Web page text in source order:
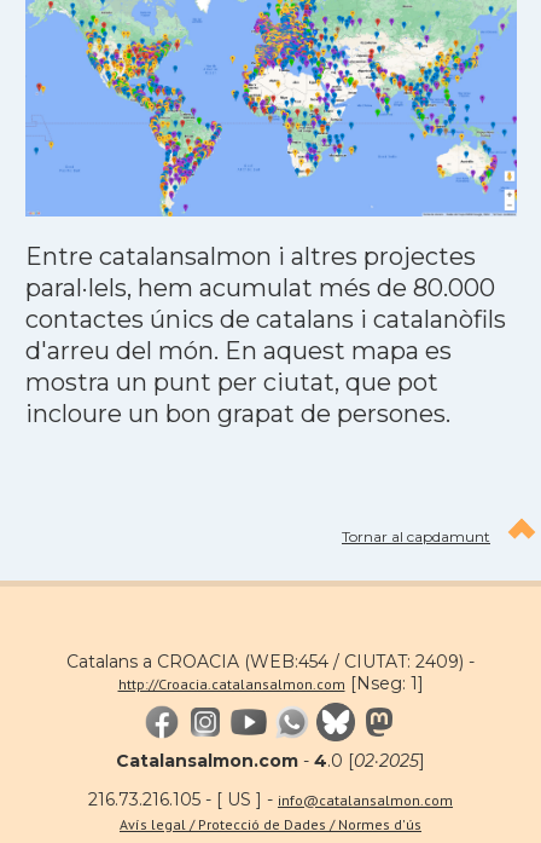
Entre catalansalmon i altres projectes
paral·lels, hem acumulat més de 80.000
contactes únics de catalans i catalanòfils
d'arreu del món. En aquest mapa es
mostra un punt per ciutat, que pot
incloure un bon grapat de persones.
Tornar al capdamunt
Catalans a CROACIA (WEB:454 / CIUTAT: 2409) -
http://Croacia.catalansalmon.com [Nseg: 1]
Catalansalmon.com - 4.0 [02·2025]
216.73.216.105 - [ US ] - info@catalansalmon.com
Avís legal / Protecció de Dades / Normes d'ús